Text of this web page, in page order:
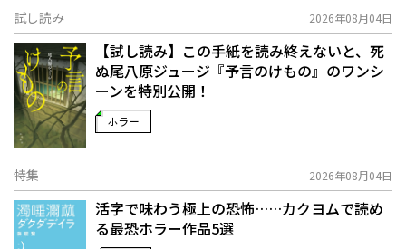
試し読み 2026年08月04日
【試し読み】この手紙を読み終えないと、死
ぬ――尾八原ジュージ『予言のけもの』のワンシ
ーンを特別公開！
ホラー
特集 2026年08月04日
活字で味わう極上の恐怖……カクヨムで読め
る最恐ホラー作品5選